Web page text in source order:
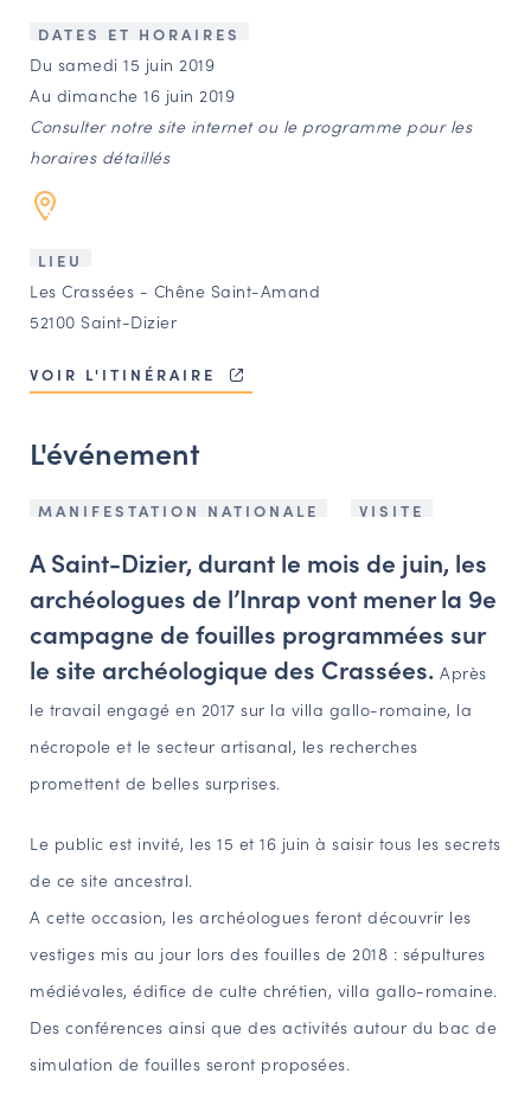
CONTACT
Agenda
Annuaire
Ressources
OFFRES D’EMPLOI ET DE STAGE
OUTILS EN LIGNE
Espace acteurs
NAVIGATION FILTRÉE « ACTEURS »
PORTAIL CULTURE
Comité d'Histoire Régionale
Amateurs d’histoire et de patrimoine
Responsables de structures
Étudiants & chercheurs
DATES ET HORAIRES
Du samedi 15 juin 2019
Au dimanche 16 juin 2019
Consulter notre site internet ou le programme pour les
horaires détaillés
LIEU
Les Crassées - Chêne Saint-Amand
52100 Saint-Dizier
VOIR L'ITINÉRAIRE
L'événement
MANIFESTATION NATIONALE VISITE
A Saint-Dizier, durant le mois de juin, les
archéologues de l’Inrap vont mener la 9e
campagne de fouilles programmées sur
le site archéologique des Crassées. Après
le travail engagé en 2017 sur la villa gallo-romaine, la
nécropole et le secteur artisanal, les recherches
promettent de belles surprises.
Le public est invité, les 15 et 16 juin à saisir tous les secrets
de ce site ancestral.
A cette occasion, les archéologues feront découvrir les
vestiges mis au jour lors des fouilles de 2018 : sépultures
médiévales, édifice de culte chrétien, villa gallo-romaine.
Des conférences ainsi que des activités autour du bac de
simulation de fouilles seront proposées.